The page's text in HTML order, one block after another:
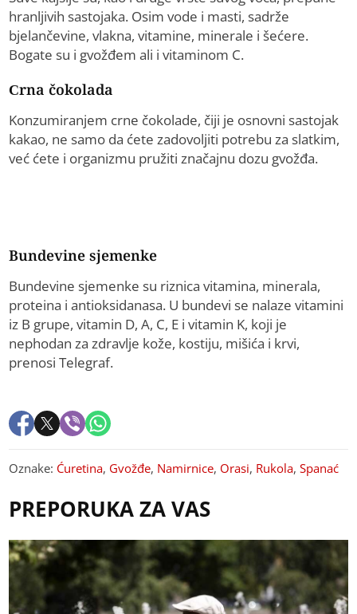
hranljivih sastojaka. Osim vode i masti, sadrže
bjelančevine, vlakna, vitamine, minerale i šećere.
Bogate su i gvožđem ali i vitaminom C.
Crna čokolada
Konzumiranjem crne čokolade, čiji je osnovni sastojak
kakao, ne samo da ćete zadovoljiti potrebu za slatkim,
već ćete i organizmu pružiti značajnu dozu gvožđa.
Bundevine sjemenke
Bundevine sjemenke su riznica vitamina, minerala,
proteina i antioksidanasa. U bundevi se nalaze vitamini
iz B grupe, vitamin D, A, C, E i vitamin K, koji je
nephodan za zdravlje kože, kostiju, mišića i krvi,
prenosi Telegraf.
Oznake: Ćuretina, Gvožđe, Namirnice, Orasi, Rukola,Spanać
PREPORUKA ZA VAS